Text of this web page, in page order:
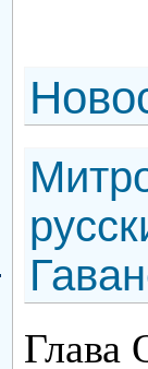
Н
Глава